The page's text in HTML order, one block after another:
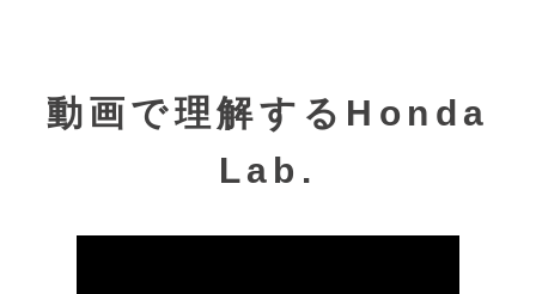
と遊びの垣根をなくす、あたらしい移住」、「LESS
IS MORE 自由に生きるために、幸せについて考えてみ
時代は終わった」「人生を変えるサウナ術」等があ
動画で理解するHonda
Lab.